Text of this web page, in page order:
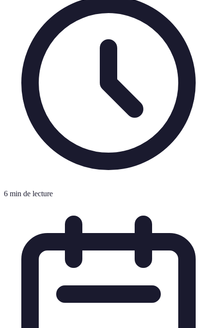
6 min de lecture